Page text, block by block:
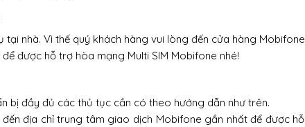
nhà. Vì thế quý khách hàng vui lòng đến cửa hàng Mobifone
được hỗ trợ hòa mạng Multi SIM Mobifone nhé!
bị đầy đủ các thủ tục cần có theo hướng dẫn như trên.
địa chỉ trung tâm giao dịch Mobifone gần nhất để được hỗ